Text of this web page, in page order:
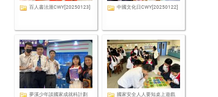
百人書法滙CWY[20250123] 中國文化日CWY[20250122]
夢溪少年談國家成就科計劃
國家安全人人要知桌上遊戲